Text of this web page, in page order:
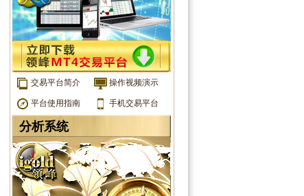
交易平台简介 操作视频演示
平台使用指南 手机交易平台
分析系统